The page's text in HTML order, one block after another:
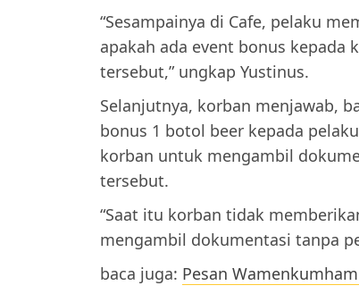
“Sesampainya di Cafe, pelaku
apakah ada event bonus kepada
tersebut,” ungkap Yustinus.
Selanjutnya, korban menjawab,
bonus 1 botol beer kepada
korban untuk mengambil
tersebut.
“Saat itu korban tidak
mengambil dokumentasi tanpa
baca juga: Pesan